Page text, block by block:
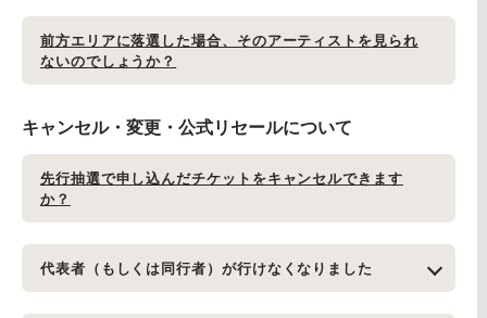
前方エリアに落選した場合、そのアーティストを見られ
ないのでしょうか？
キャンセル・変更・公式リセールについて
先行抽選で申し込んだチケットをキャンセルできます
か？
代表者（もしくは同行者）が行けなくなりました